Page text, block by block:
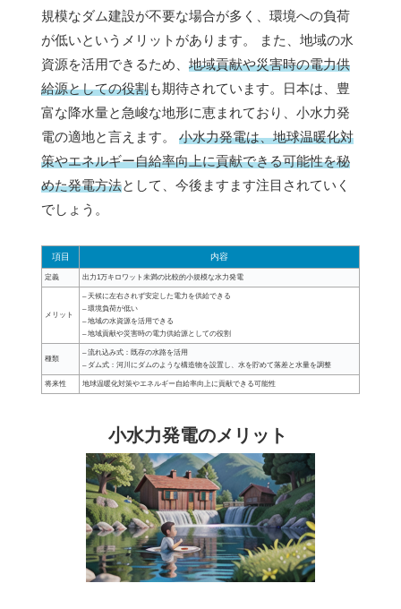
規模なダム建設が不要な場合が多く、環境への負荷
が低いというメリットがあります。 また、地域の水
資源を活用できるため、 地域貢献や災害時の電力供
給源としての役割も期待されています。日本は、豊
富な降水量と急峻な地形に恵まれており、小水力発
電の適地と言えます。 小水力発電は、地球温暖化対
策やエネルギー自給率向上に貢献できる可能性を秘
めた発電方法として、今後ますます注目されていく
でしょう。
項目 内容
定義 出力1万キロワット未満の比較的小規模な水力発電
メリット
– 天候に左右されず安定した電力を供給できる
– 環境負荷が低い
– 地域の水資源を活用できる
– 地域貢献や災害時の電力供給源としての役割
種類
– 流れ込み式：既存の水路を活用
– ダム式：河川にダムのような構造物を設置し、水を貯めて落差と水量を調整
将来性 地球温暖化対策やエネルギー自給率向上に貢献できる可能性
小水力発電のメリット